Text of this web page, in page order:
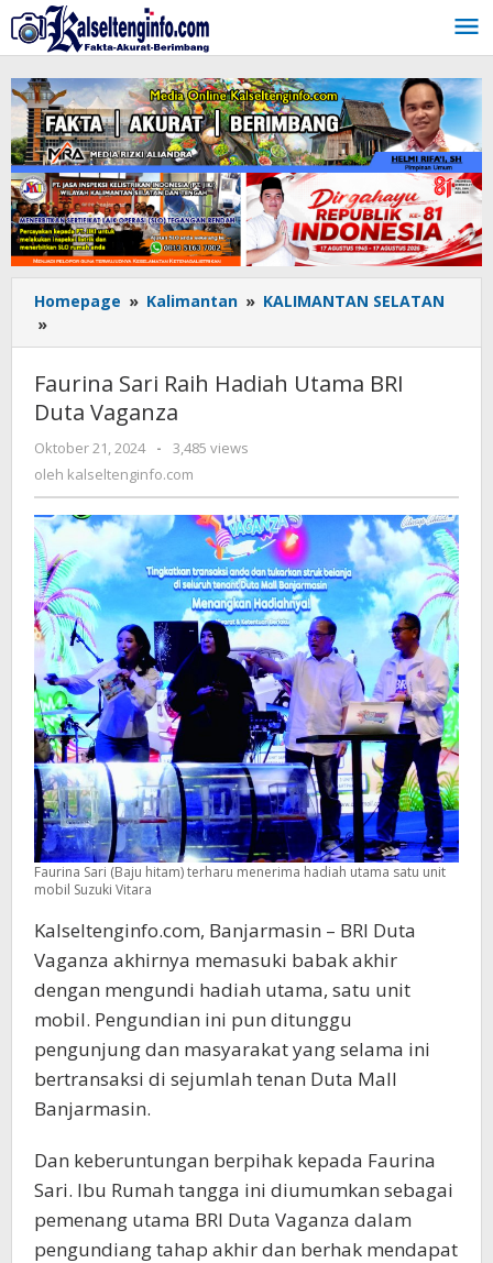
Lewati
ke
konten
Homepage » Kalimantan » KALIMANTAN SELATAN
»
Sari
Hadiah
Utama
BRI
Vaganza
Faurina Sari Raih Hadiah Utama BRI
Duta Vaganza
Oktober 21, 2024
oleh
kalseltenginfo.com
-
3,485 views
oleh kalseltenginfo.com
Faurina Sari (Baju hitam) terharu menerima hadiah utama satu unit
mobil Suzuki Vitara
Kalseltenginfo.com, Banjarmasin – BRI Duta
Vaganza akhirnya memasuki babak akhir
dengan mengundi hadiah utama, satu unit
mobil. Pengundian ini pun ditunggu
pengunjung dan masyarakat yang selama ini
bertransaksi di sejumlah tenan Duta Mall
Banjarmasin.
Dan keberuntungan berpihak kepada Faurina
Sari. Ibu Rumah tangga ini diumumkan sebagai
pemenang utama BRI Duta Vaganza dalam
pengundiang tahap akhir dan berhak mendapat